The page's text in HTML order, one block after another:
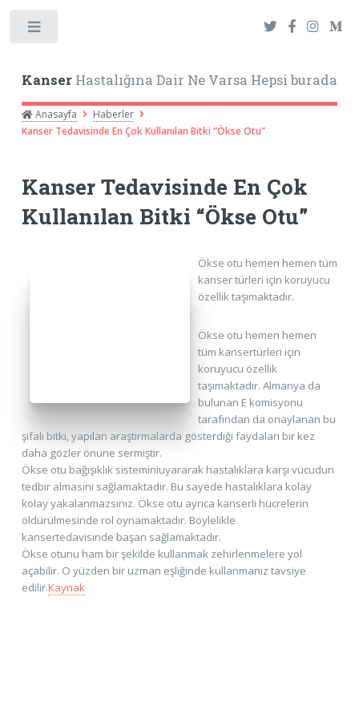
KanserHastalığına Dair Ne Varsa Hepsi burada
Anasayfa
Haberler
Kanser Tedavisinde En Çok Kullanılan Bitki “Ökse Otu”
Kanser Tedavisinde En Çok
Kullanılan Bitki “Ökse Otu”
Ökse otu hemen hemen tüm
kanser türleri için koruyucu
özellik taşımaktadır.
Ökse otu hemen hemen
tüm kansertürleri için
koruyucu özellik
taşımaktadır. Almanya da
bulunan E komisyonu
tarafından da onaylanan bu
şifalı bitki, yapılan araştırmalarda gösterdiği faydaları bir kez
daha gözler önüne sermiştir.
Ökse otu bağışıklık sisteminiuyararak hastalıklara karşı vücudun
tedbir almasını sağlamaktadır. Bu sayede hastalıklara kolay
kolay yakalanmazsınız. Ökse otu ayrıca kanserli hücrelerin
öldürülmesinde rol oynamaktadır. Böylelikle
kansertedavisinde başarı sağlamaktadır.
Ökse otunu ham bir şekilde kullanmak zehirlenmelere yol
açabilir. O yüzden bir uzman eşliğinde kullanmanız tavsiye
edilir.Kaynak